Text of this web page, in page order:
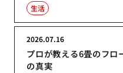
生活
プロが教える6畳のフロ
の真実
2026.07.16